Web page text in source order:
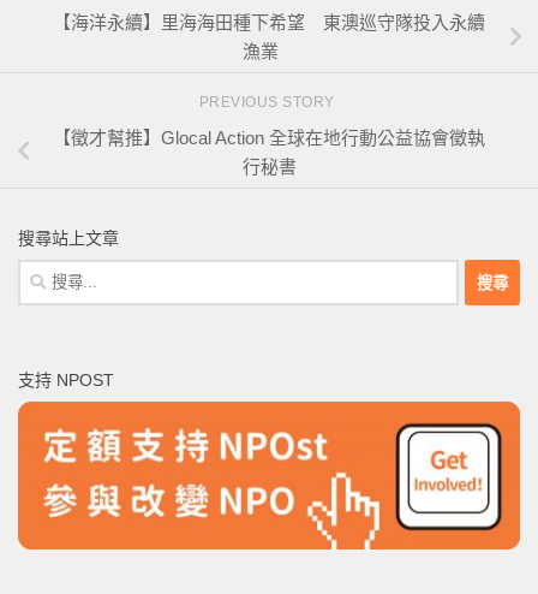
【海洋永續】里海海田種下希望 東澳巡守隊投入永續
漁業
PREVIOUS STORY
【徵才幫推】Glocal Action 全球在地行動公益協會徵執
行秘書
搜尋站上文章
搜
尋
字:
支持 NPOST